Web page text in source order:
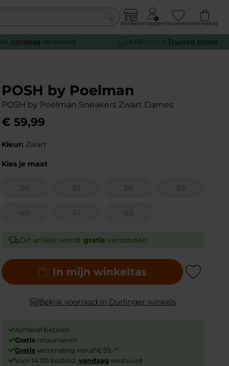
WinkelsInloggenFavorietenWinkeltas
0
vandaag verstuurd 4,69⭐⭐⭐⭐⭐ Trusted shops
POSH by Poelman
POSH by Poelman Sneakers Zwart Dames
€ 59,99
Kleur: Zwart
Kies je maat
Dit artikel wordt gratis verzonden
In mijn winkeltas Add to Wishlist
Bekijk voorraad in Durlinger winkels
Achteraf betalen
Gratisretourneren
Gratisverzending vanaf € 59,-*
Voor 14:00 besteld, vandaag verstuurd